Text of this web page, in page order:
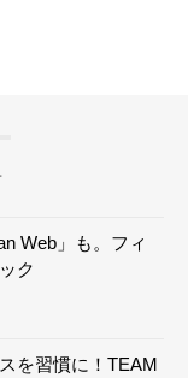
Web」も。フィ
ク
を習慣に！TEAM